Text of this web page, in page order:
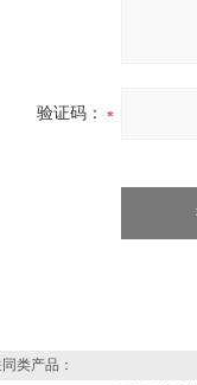
验证码：
类产品：